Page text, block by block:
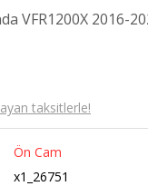
VFR1200X 2016-
taksitlerle!
Ön Cam
x1_26751